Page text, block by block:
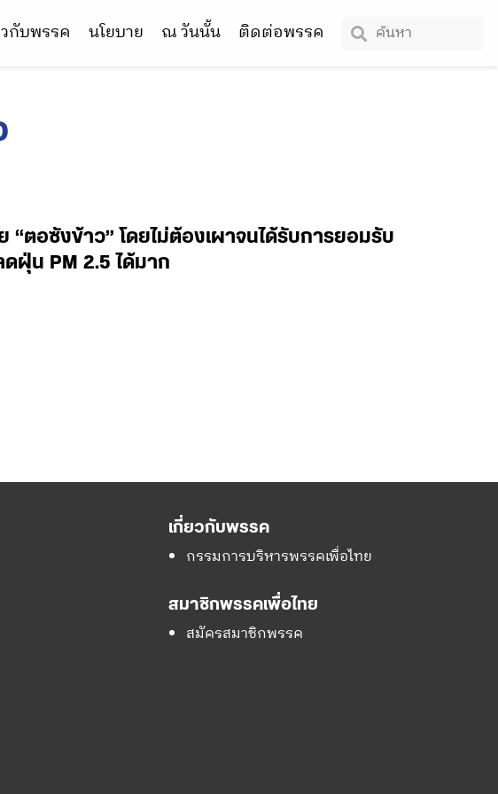
กับพรรค นโยบาย ณ วันนั้น ติดต่อพรรค
ตอซังข้าว” โดยไม่ต้องเผาจนได้รับการยอมรับ
ฝุ่น PM 2.5 ได้มาก
เกี่ยวกับพรรค
กรรมการบริหารพรรคเพื่อไทย
สมาชิกพรรคเพื่อไทย
สมัครสมาชิกพรรค